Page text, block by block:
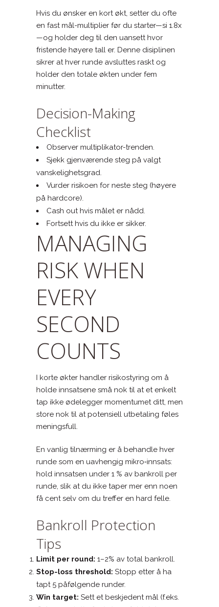
Hvis du ønsker en kort økt, setter du ofte
en fast mål-multiplier før du starter—si 1.8x
—og holder deg til den uansett hvor
fristende høyere tall er. Denne disiplinen
sikrer at hver runde avsluttes raskt og
holder den totale økten under fem
minutter.
Decision-Making
Checklist
Observer multiplikator-trenden.
Sjekk gjenværende steg på valgt
vanskelighetsgrad.
Vurder risikoen for neste steg (høyere
på hardcore).
Cash out hvis målet er nådd.
Fortsett hvis du ikke er sikker.
MANAGING
RISK WHEN
EVERY
SECOND
COUNTS
I korte økter handler risikostyring om å
holde innsatsene små nok til at et enkelt
tap ikke ødelegger momentumet ditt, men
store nok til at potensiell utbetaling føles
meningsfull.
En vanlig tilnærming er å behandle hver
runde som en uavhengig mikro‑innsats:
hold innsatsen under 1 % av bankroll per
runde, slik at du ikke taper mer enn noen
få cent selv om du treffer en hard felle.
Bankroll Protection
Tips
Limit per round: 1–2% av total bankroll.
Stop-loss threshold: Stopp etter å ha
tapt 5 påfølgende runder.
Win target: Sett et beskjedent mål (f.eks.